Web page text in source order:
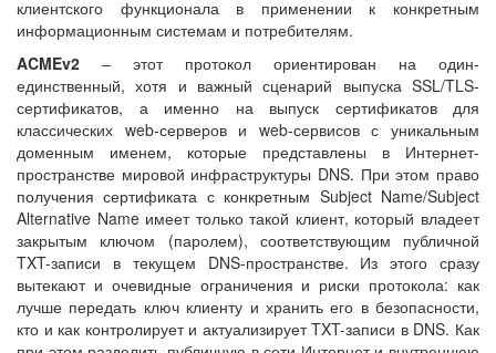
клиентского функционала в применении к конкретным
информационным системам и потребителям.
ACMEv2 – этот протокол ориентирован на один-
единственный, хотя и важный сценарий выпуска SSL/TLS-
сертификатов, а именно на выпуск сертификатов для
классических web-серверов и web-сервисов с уникальным
доменным именем, которые представлены в Интернет-
пространстве мировой инфраструктуры DNS. При этом право
получения сертификата с конкретным Subject Name/Subject
Alternative Name имеет только такой клиент, который владеет
закрытым ключом (паролем), соответствующим публичной
TXT-записи в текущем DNS-пространстве. Из этого сразу
вытекают и очевидные ограничения и риски протокола: как
лучше передать ключ клиенту и хранить его в безопасности,
кто и как контролирует и актуализирует TXT-записи в DNS. Как